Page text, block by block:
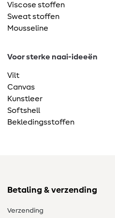
Viscose stoffen
Sweat stoffen
Mousseline
Voor sterke naai-ideeën
Vilt
Canvas
Kunstleer
Softshell
Bekledingsstoffen
Betaling & verzending
Verzending